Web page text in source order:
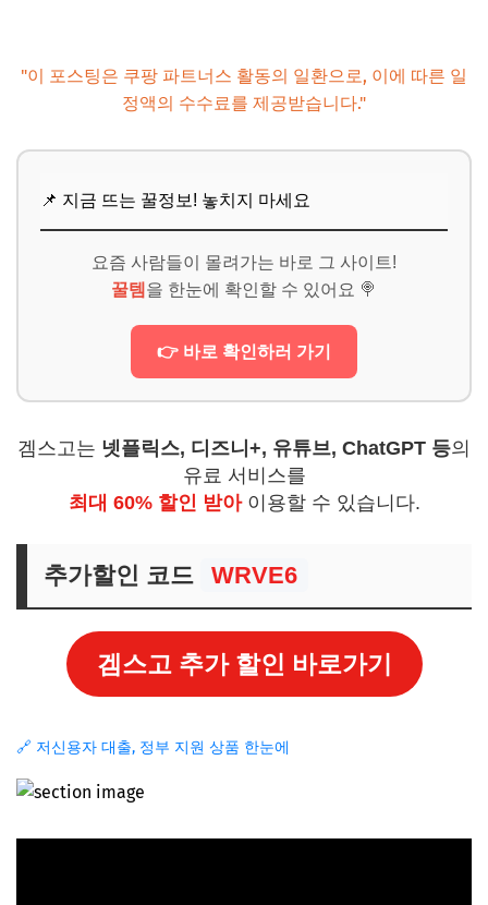
"이 포스팅은 쿠팡 파트너스 활동의 일환으로, 이에 따른 일
정액의 수수료를 제공받습니다."
📌 지금 뜨는 꿀정보! 놓치지 마세요
요즘 사람들이 몰려가는 바로 그 사이트!
꿀템 을 한눈에 확인할 수 있어요 🍭
👉 바로 확인하러 가기
겜스고는 넷플릭스, 디즈니+, 유튜브, ChatGPT 등의
유료 서비스를
최대 60% 할인 받아이용할 수 있습니다.
추가할인 코드 WRVE6
겜스고 추가 할인 바로가기
🔗 저신용자 대출, 정부 지원 상품 한눈에